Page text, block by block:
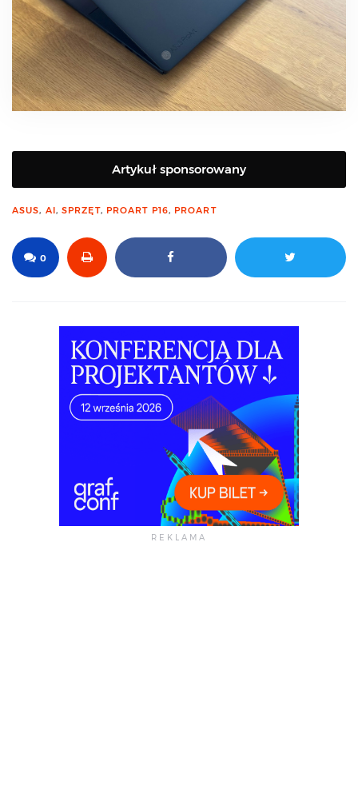
Artykuł sponsorowany
ASUS, AI,SPRZĘT, PROART P16, PROART
0